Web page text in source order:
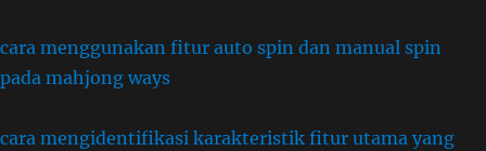
cara menggunakan fitur auto spin dan manual spin
pada mahjong ways
cara mengidentifikasi karakteristik fitur utama yang